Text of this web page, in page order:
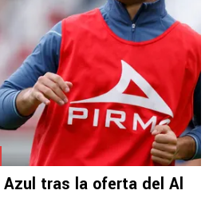
tras la oferta del Al